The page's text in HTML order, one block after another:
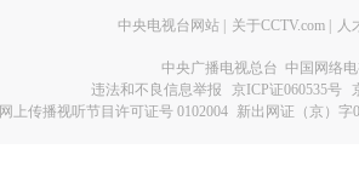
中央电视台网站 关于CCTV.com 人
中央广播电视总台 中国网络
违法和不良信息举报
京ICP证060535号
网上传播视听节目许可证号 0102004 新出网证（京）